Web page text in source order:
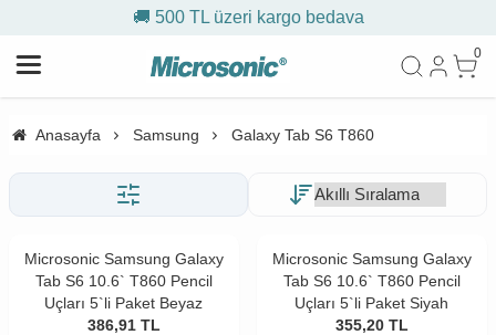
🚚 500 TL üzeri kargo bedava
0
Anasayfa Samsung Galaxy Tab S6 T860
Microsonic Samsung Galaxy
Tab S6 10.6` T860 Pencil
Uçları 5`li Paket Beyaz
386,91 TL
Microsonic Samsung Galaxy
Tab S6 10.6` T860 Pencil
Uçları 5`li Paket Siyah
355,20 TL